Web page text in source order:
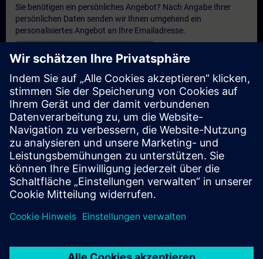
Sie benötigen ein persönliches Angebot? Nach Angabe Ihrer
persönlichen Daten senden wir Ihnen umgehend ein
personalisiertes Angebot an Ihre Emailadresse.
Persönliches Angebot zusenden
Anfrage Exklusivtraining
Haben Sie Bedarf an einem höheren Schulungsangebot und
brauchen ein exklusives Training – entweder vor Ort bei Ihnen,
virtuell oder in einem SITRAIN Trainingscenter? Nachdem Sie
uns Ihre persönlichen Daten und Ihren Trainingsbedarf
übermittelt haben, bekommen Sie von uns ein Angebot für eine
exklusive Schulung.
Exklusives Angebot anfragen